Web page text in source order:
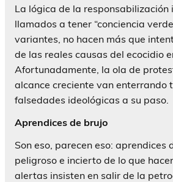
La lógica de la responsabilización
llamados a tener “conciencia
variantes, no hacen más que
de las reales causas del ecocidio
Afortunadamente, la ola de
alcance creciente van enterrando
falsedades ideológicas a su paso.
Aprendices de brujo
Son eso, parecen eso: aprendices
peligroso e incierto de lo que
alertas insisten en salir de la